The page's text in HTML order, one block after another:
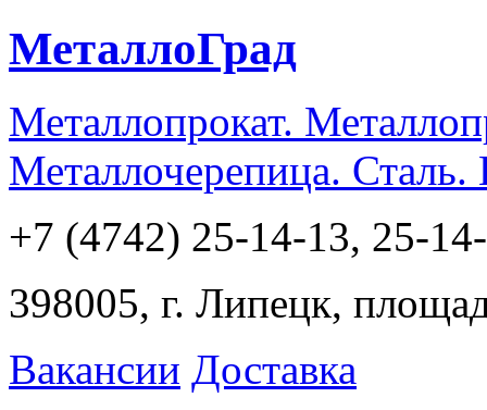
МеталлоГрад
Металлопрокат.
Металлочерепица.
+7 (4742) 25-14-13, 25-
398005, г. Липецк,
Вакансии Доставка